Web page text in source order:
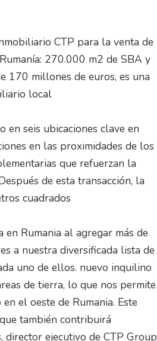
CTP para la venta de
270.000 m2 de SBA y
170 millones de euros, es una
local
seis ubicaciones clave en
en las proximidades de los
que refuerzan la
de esta transacción, la
cuadrados
en Rumania al agregar más de
a nuestra diversificada lista de
uno de ellos. nuevo inquilino
de tierra, lo que nos permite
el oeste de Rumania. Este
también contribuirá
director ejecutivo de CTP Group